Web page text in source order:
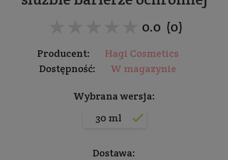
0.0 (0)
Producent:
Hagi Cosmetics
Dostępność:
W magazynie
Wybrana wersja:
30 ml
Dostawa: